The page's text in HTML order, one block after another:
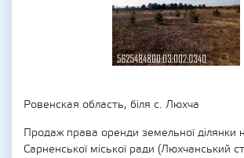
Ровенская область, біля с. Люхча
Продаж права оренди земельної ділянки
Сарненської міської ради (Люхчанський